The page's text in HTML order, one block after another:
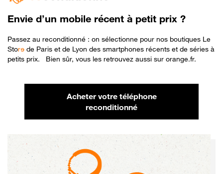
Envie d’un mobile récent à petit prix ?
Passez au reconditionné : on sélectionne pour nos boutiques Le
Store de Paris et de Lyon des smartphones récents et de séries à
petits prix. Bien sûr, vous les retrouvez aussi sur orange.fr.
Acheter votre téléphone
reconditionné